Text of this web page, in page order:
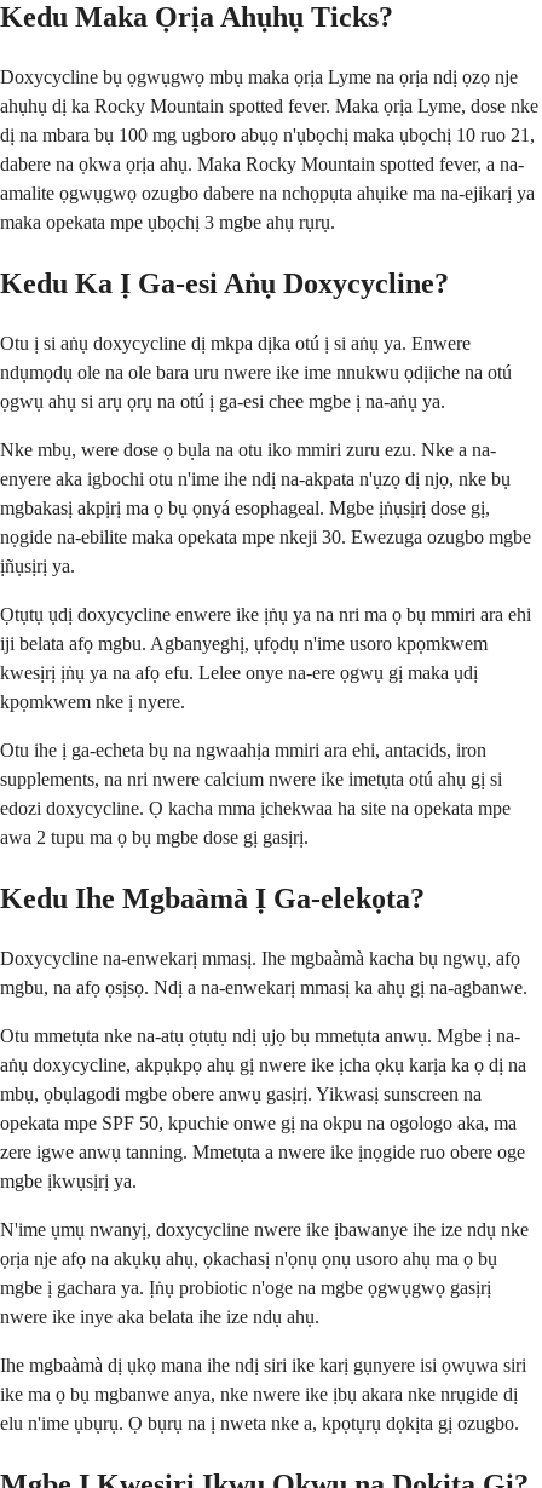
Kedu Maka Ọrịa Ahụhụ Ticks?
Doxycycline bụ ọgwụgwọ mbụ maka ọrịa Lyme na ọrịa ndị ọzọ nje
ahụhụ dị ka Rocky Mountain spotted fever. Maka ọrịa Lyme, dose nke
dị na mbara bụ 100 mg ugboro abụọ n'ụbọchị maka ụbọchị 10 ruo 21,
dabere na ọkwa ọrịa ahụ. Maka Rocky Mountain spotted fever, a na-
amalite ọgwụgwọ ozugbo dabere na nchọpụta ahụike ma na-ejikarị ya
maka opekata mpe ụbọchị 3 mgbe ahụ rụrụ.
Kedu Ka Ị Ga-esi Aṅụ Doxycycline?
Otu ị si aṅụ doxycycline dị mkpa dịka otú ị si aṅụ ya. Enwere
ndụmọdụ ole na ole bara uru nwere ike ime nnukwu ọdịiche na otú
ọgwụ ahụ si arụ ọrụ na otú ị ga-esi chee mgbe ị na-aṅụ ya.
Nke mbụ, were dose ọ bụla na otu iko mmiri zuru ezu. Nke a na-
enyere aka igbochi otu n'ime ihe ndị na-akpata n'ụzọ dị njọ, nke bụ
mgbakasị akpịrị ma ọ bụ ọnyá esophageal. Mgbe ịṅụsịrị dose gị,
nọgide na-ebilite maka opekata mpe nkeji 30. Ewezuga ozugbo mgbe
ịñụsịrị ya.
Ọtụtụ ụdị doxycycline enwere ike ịṅụ ya na nri ma ọ bụ mmiri ara ehi
iji belata afọ mgbu. Agbanyeghị, ụfọdụ n'ime usoro kpọmkwem
kwesịrị ịṅụ ya na afọ efu. Lelee onye na-ere ọgwụ gị maka ụdị
kpọmkwem nke ị nyere.
Otu ihe ị ga-echeta bụ na ngwaahịa mmiri ara ehi, antacids, iron
supplements, na nri nwere calcium nwere ike imetụta otú ahụ gị si
edozi doxycycline. Ọ kacha mma ịchekwaa ha site na opekata mpe
awa 2 tupu ma ọ bụ mgbe dose gị gasịrị.
Kedu Ihe Mgbaàmà Ị Ga-elekọta?
Doxycycline na-enwekarị mmasị. Ihe mgbaàmà kacha bụ ngwụ, afọ
mgbu, na afọ ọsịsọ. Ndị a na-enwekarị mmasị ka ahụ gị na-agbanwe.
Otu mmetụta nke na-atụ ọtụtụ ndị ụjọ bụ mmetụta anwụ. Mgbe ị na-
aṅụ doxycycline, akpụkpọ ahụ gị nwere ike ịcha ọkụ karịa ka ọ dị na
mbụ, ọbụlagodi mgbe obere anwụ gasịrị. Yikwasị sunscreen na
opekata mpe SPF 50, kpuchie onwe gị na okpu na ogologo aka, ma
zere igwe anwụ tanning. Mmetụta a nwere ike ịnọgide ruo obere oge
mgbe ịkwụsịrị ya.
N'ime ụmụ nwanyị, doxycycline nwere ike ịbawanye ihe ize ndụ nke
ọrịa nje afọ na akụkụ ahụ, ọkachasị n'ọnụ ọnụ usoro ahụ ma ọ bụ
mgbe ị gachara ya. Ịṅụ probiotic n'oge na mgbe ọgwụgwọ gasịrị
nwere ike inye aka belata ihe ize ndụ ahụ.
Ihe mgbaàmà dị ụkọ mana ihe ndị siri ike karị gụnyere isi ọwụwa siri
ike ma ọ bụ mgbanwe anya, nke nwere ike ịbụ akara nke nrụgide dị
elu n'ime ụbụrụ. Ọ bụrụ na ị nweta nke a, kpọtụrụ dọkịta gị ozugbo.